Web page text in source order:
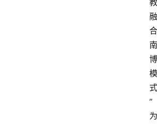
教
融
合
南
博
模
式
”
为